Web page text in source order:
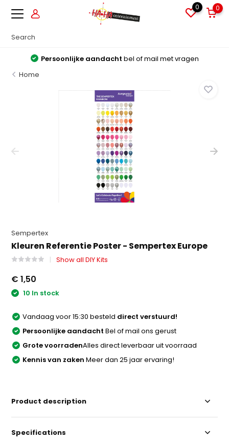
0 0
Persoonlijke aandacht bel of mail met vragen
Home
Sempertex
Kleuren Referentie Poster - Sempertex Europe
Show all DIY Kits
€ 1,50
10 In stock
Vandaag voor 15:30 besteld direct verstuurd!
Persoonlijke aandacht Bel of mail ons gerust
Grote voorradenAlles direct leverbaar uit voorraad
Kennis van zaken Meer dan 25 jaar ervaring!
Product description
Specifications